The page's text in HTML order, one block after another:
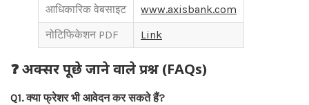
आधिकारिक वेबसाइट
www.axisbank.com
नोटिफिकेशन PDF
Link
❓ अक्सर पूछे जाने वाले प्रश्न (FAQs)
Q1. क्या फ्रेशर भी आवेदन कर सकते हैं?